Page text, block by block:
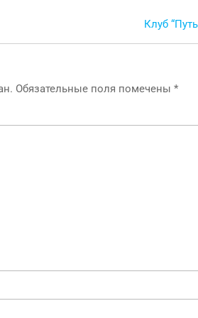
Клуб
Обязательные поля помечены *